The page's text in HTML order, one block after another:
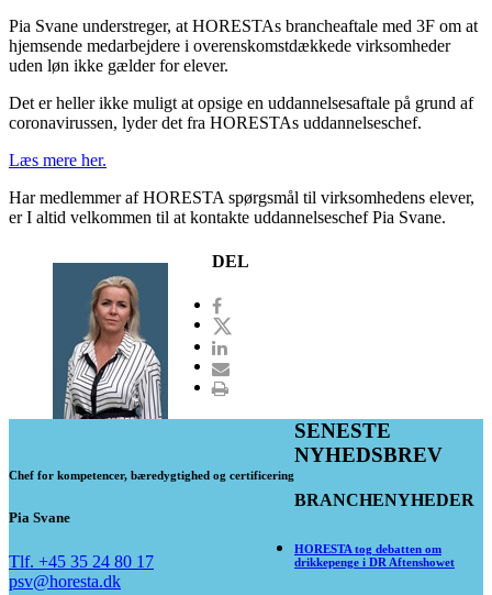
Pia Svane understreger, at HORESTAs brancheaftale med 3F om at
hjemsende medarbejdere i overenskomstdækkede virksomheder
uden løn ikke gælder for elever.
Det er heller ikke muligt at opsige en uddannelsesaftale på grund af
coronavirussen, lyder det fra HORESTAs uddannelseschef.
Læs mere her.
Har medlemmer af HORESTA spørgsmål til virksomhedens elever,
er I altid velkommen til at kontakte uddannelseschef Pia Svane.
Chef for kompetencer, bæredygtighed og certificering
Pia Svane
Tlf. +45 35 24 80 17
psv@horesta.dk
DEL
SENESTE
NYHEDSBREV
BRANCHENYHEDER
HORESTA tog debatten om
drikkepenge i DR Aftenshowet